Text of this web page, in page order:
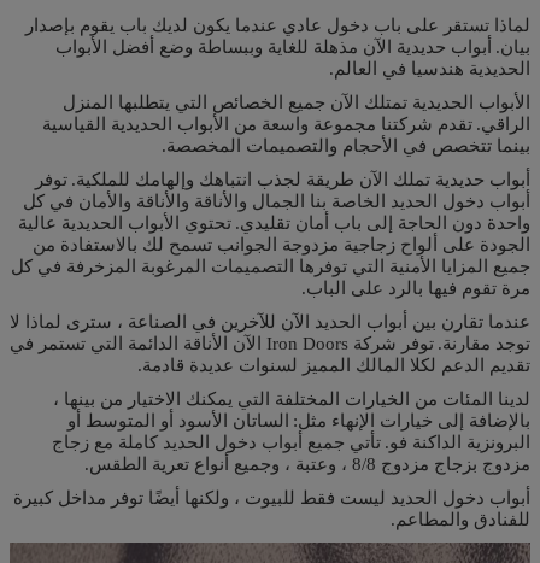
لماذا تستقر على باب دخول عادي عندما يكون لديك باب يقوم بإصدار
بيان. أبواب حديدية الآن مذهلة للغاية وببساطة وضع أفضل الأبواب
الحديدية هندسيا في العالم.
الأبواب الحديدية تمتلك الآن جميع الخصائص التي يتطلبها المنزل
الراقي. تقدم شركتنا مجموعة واسعة من الأبواب الحديدية القياسية
بينما تتخصص في الأحجام والتصميمات المخصصة.
أبواب حديدية تملك الآن طريقة لجذب انتباهك وإلهامك للملكية. توفر
أبواب دخول الحديد الخاصة بنا الجمال والأناقة والأناقة والأمان في كل
واحدة دون الحاجة إلى باب أمان تقليدي. تحتوي الأبواب الحديدية عالية
الجودة على ألواح زجاجية مزدوجة الجوانب تسمح لك بالاستفادة من
جميع المزايا الأمنية التي توفرها التصميمات المرغوبة المزخرفة في كل
مرة تقوم فيها بالرد على الباب.
عندما تقارن بين أبواب الحديد الآن للآخرين في الصناعة ، سترى لماذا لا
توجد مقارنة.
توفر شركة Iron Doors الآن الأناقة الدائمة التي تستمر في
تقديم الدعم لكلا المالك المميز لسنوات عديدة قادمة.
لدينا المئات من الخيارات المختلفة التي يمكنك الاختيار من بينها ،
بالإضافة إلى خيارات الإنهاء مثل:
الساتان الأسود أو المتوسط ​​أو
البرونزية الداكنة فو. تأتي جميع أبواب دخول الحديد كاملة مع زجاج
مزدوج بزجاج مزدوج 8/8 ، وعتبة ، وجميع أنواع تعرية الطقس.
أبواب دخول الحديد ليست فقط للبيوت ، ولكنها أيضًا توفر مداخل كبيرة
للفنادق والمطاعم.